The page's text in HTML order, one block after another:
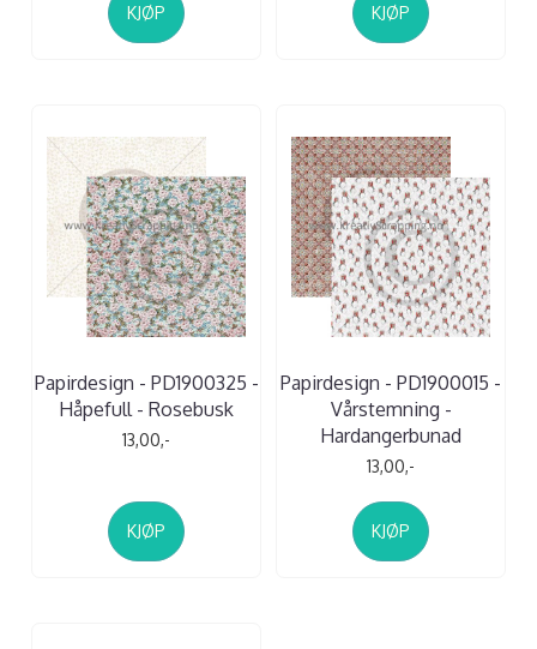
KJØP KJØP
Papirdesign - PD1900325 -
Håpefull - Rosebusk
13,00,-
KJØP
Papirdesign - PD1900015 -
Vårstemning -
Hardangerbunad
13,00,-
KJØP